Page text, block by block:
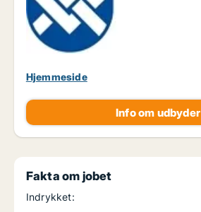
Hjemmeside
Info om udbyder
Fakta om jobet
Indrykket: